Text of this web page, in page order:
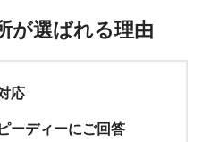
が選ばれる理由
応
ーディーにご回答